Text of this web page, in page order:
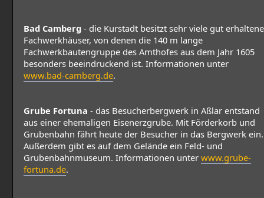
Bad Camberg - die Kurstadt besitzt sehr viele gut erhaltene
Fachwerkhäuser, von denen die 140 m lange
Fachwerkbautengruppe des Amthofes aus dem Jahr 1605
besonders beeindruckend ist. Informationen unter
www.bad-camberg.de.
Grube Fortuna - das Besucherbergwerk in Aßlar entstand
aus einer ehemaligen Eisenerzgrube. Mit Förderkorb und
Grubenbahn fährt heute der Besucher in das Bergwerk ein.
Außerdem gibt es auf dem Gelände ein Feld- und
Grubenbahnmuseum. Informationen unter www.grube-
fortuna.de.